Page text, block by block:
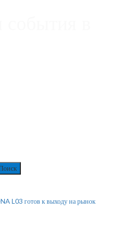
L03 готов к выходу на рынок